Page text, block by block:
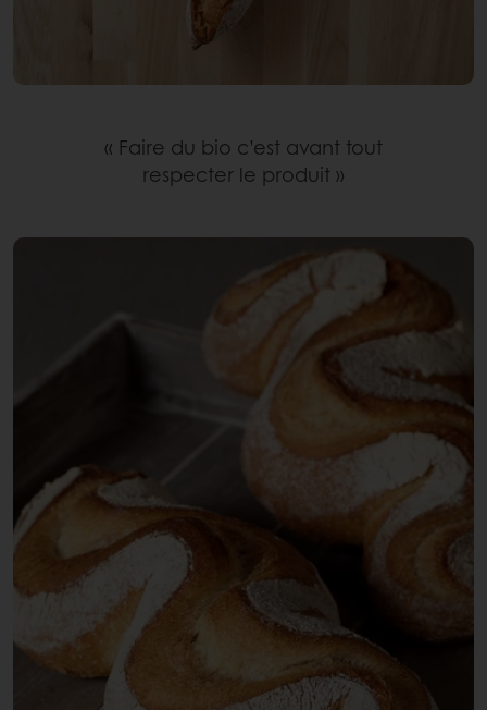
« Faire du bio c’est avant tout
respecter le produit »